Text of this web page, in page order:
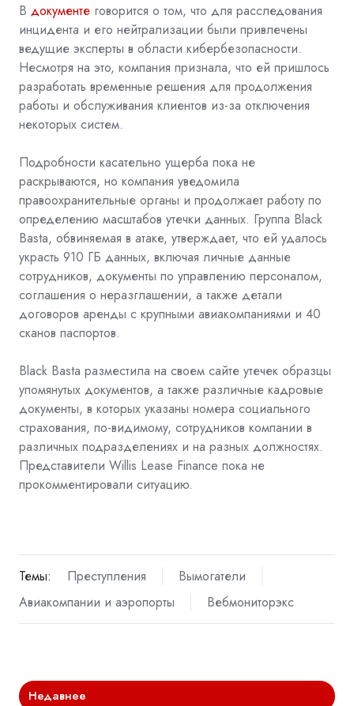
В документе говорится о том, что для расследования
инцидента и его нейтрализации были привлечены
ведущие эксперты в области кибербезопасности.
Несмотря на это, компания признала, что ей пришлось
разработать временные решения для продолжения
работы и обслуживания клиентов из-за отключения
некоторых систем.
Подробности касательно ущерба пока не
раскрываются, но компания уведомила
правоохранительные органы и продолжает работу по
определению масштабов утечки данных. Группа Black
Basta, обвиняемая в атаке, утверждает, что ей удалось
украсть 910 ГБ данных, включая личные данные
сотрудников, документы по управлению персоналом,
соглашения о неразглашении, а также детали
договоров аренды с крупными авиакомпаниями и 40
сканов паспортов.
Black Basta разместила на своем сайте утечек образцы
упомянутых документов, а также различные кадровые
документы, в которых указаны номера социального
страхования, по-видимому, сотрудников компании в
различных подразделениях и на разных должностях.
Представители Willis Lease Finance пока не
прокомментировали ситуацию.
Темы: Преступления
Вымогатели
Авиакомпании и аэропорты
Вебмониторэкс
Недавнее